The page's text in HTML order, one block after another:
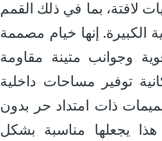
لافتة، بما في ذلك القمم
الكبيرة. إنها خيام مصممة
وجوانب متينة مقاومة
توفير مساحات داخلية
ذات امتداد حر بدون
يجعلها مناسبة بشكل